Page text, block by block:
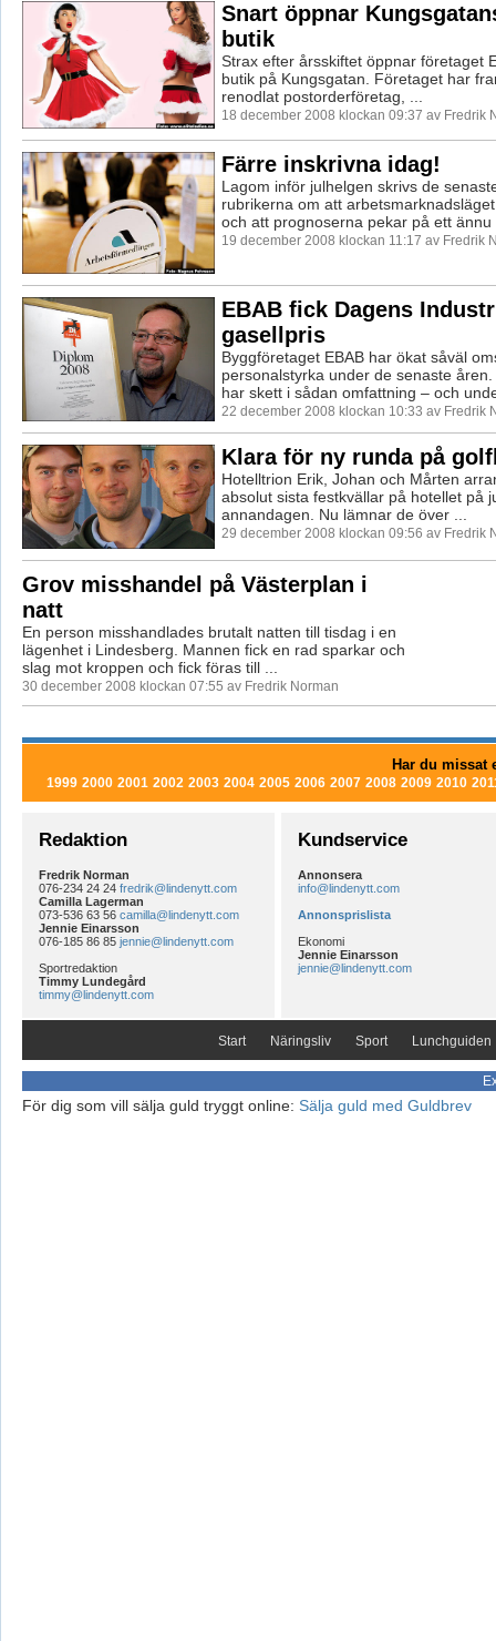
Snart öppnar
butik
Strax efter årsskiftet öppnar företaget
butik på Kungsgatan. Företaget har
renodlat postorderföretag, ...
18 december 2008 klockan 09:37 av Fredrik
Färre inskrivna idag!
Lagom inför julhelgen skrivs de
rubrikerna om att
och att prognoserna pekar på ett ännu
19 december 2008 klockan 11:17 av Fredrik
EBAB fick Dagens
gasellpris
Byggföretaget EBAB har ökat såväl
personalstyrka under de senaste
har skett i sådan omfattning – och
22 december 2008 klockan 10:33 av Fredrik
Klara för ny runda på
Hotelltrion Erik, Johan och Mårten
absolut sista festkvällar på hotellet på
annandagen. Nu lämnar de över ...
29 december 2008 klockan 09:56 av Fredrik
Grov misshandel på Västerplan i
natt
En person misshandlades brutalt natten till tisdag i en
lägenhet i Lindesberg. Mannen fick en rad sparkar och
slag mot kroppen och fick föras till ...
30 december 2008 klockan 07:55 av Fredrik Norman
Har du missat
1999 2000 2001 2002 2003 2004 2005 2006 2007 2008 2009 2010
Redaktion
Fredrik Norman
076-234 24 24 fredrik@lindenytt.com
Camilla Lagerman
073-536 63 56 camilla@lindenytt.com
Jennie Einarsson
076-185 86 85 jennie@lindenytt.com
Sportredaktion
Timmy Lundegård
timmy@lindenytt.com
Kundservice
Annonsera
info@lindenytt.com
Annonsprislista
Ekonomi
Jennie Einarsson
jennie@lindenytt.com
Start Näringsliv Sport Lunchguiden
För dig som vill sälja guld tryggt online: Sälja guld med Guldbrev